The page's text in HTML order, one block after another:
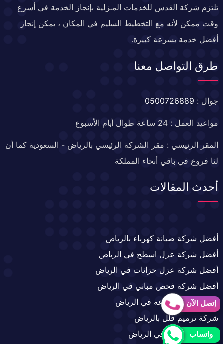
تلتزم شركة القدس للخدمات المنزلية بإنجاز الخدمة في أسرع
وقت ممكن لأنه مع التخطيط السليم في المكان ، يمكن إنجاز
أفضل خدمة بسرعة كبيرة.
طرق التواصل معنا
جوال : 0500726889
مواعيد العمل : 24 ساعة طوال أيام الأسبوع
المقر الرئيسي : مقر الشركة الرئيسي بالرياض - السعودية كما أن
لنا فروع في باقي أنحاء المملكة
أحدث المقالات
أفضل شركة صيانة كهرباء بالرياض
أفضل شركة عزل اسطح في الرياض
أفضل شركة عزل خزانات في الرياض
أفضل شركة فحص مباني في الرياض
تركيب زجاج بأنواعه في الرياض
شركة ترميم فلل بالرياض
شركة تمديد غاز في الرياض
إتصل الآن
واتساب